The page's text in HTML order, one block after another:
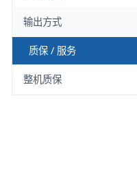
输出方式
质保 / 服务
整机质保